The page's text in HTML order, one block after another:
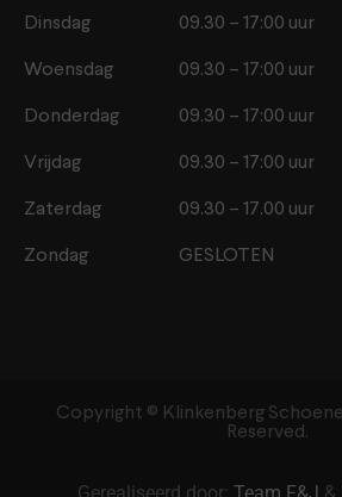
Dinsdag 09.30 – 17:00 uur
Woensdag 09.30 – 17:00 uur
Donderdag 09.30 – 17:00 uur
Vrijdag 09.30 – 17:00 uur
Zaterdag 09.30 – 17.00 uur
Zondag GESLOTEN
Copyright ©️ Klinkenberg
Reserved.